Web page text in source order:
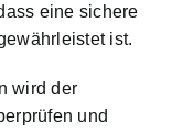
eine sichere
ist.
wird der
und